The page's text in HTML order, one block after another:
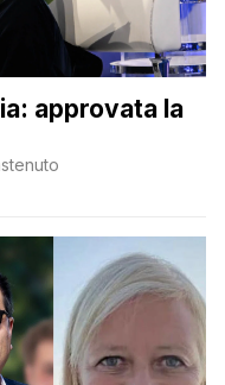
approvata la